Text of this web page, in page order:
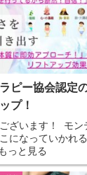
ピー協会認定
プ！
ざいます！ モン
になっていかれる
っと見る